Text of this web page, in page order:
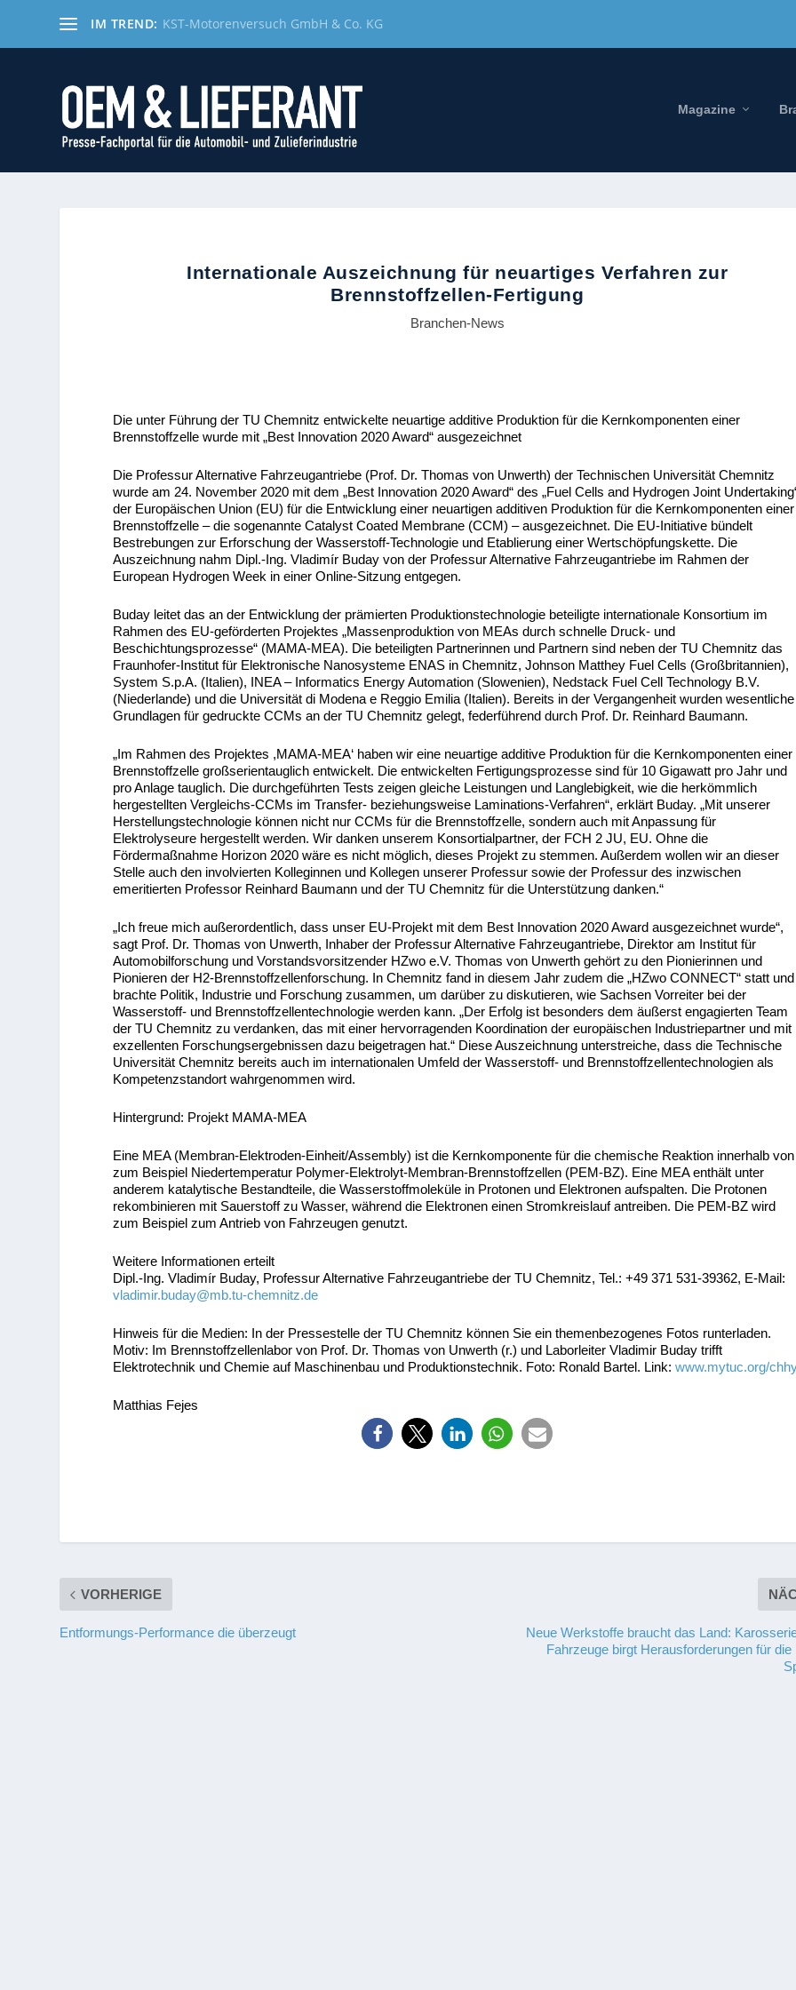
IM TREND: KST-Motorenversuch GmbH & Co. KG
Magazine
Internationale Auszeichnung für neuartiges Verfahren zur
Brennstoffzellen-Fertigung
Branchen-News
Die unter Führung der TU Chemnitz entwickelte neuartige additive Produktion für die Kernkomponenten einer
Brennstoffzelle wurde mit „Best Innovation 2020 Award“ ausgezeichnet
Die Professur Alternative Fahrzeugantriebe (Prof. Dr. Thomas von Unwerth) der Technischen Universität Chemnitz
wurde am 24. November 2020 mit dem „Best Innovation 2020 Award“ des „Fuel Cells and Hydrogen Joint
der Europäischen Union (EU) für die Entwicklung einer neuartigen additiven Produktion für die Kernkomponenten einer
Brennstoffzelle – die sogenannte Catalyst Coated Membrane (CCM) – ausgezeichnet. Die EU-Initiative bündelt
Bestrebungen zur Erforschung der Wasserstoff-Technologie und Etablierung einer Wertschöpfungskette. Die
Auszeichnung nahm Dipl.-Ing. Vladimír Buday von der Professur Alternative Fahrzeugantriebe im Rahmen der
European Hydrogen Week in einer Online-Sitzung entgegen.
Buday leitet das an der Entwicklung der prämierten Produktionstechnologie beteiligte internationale Konsortium im
Rahmen des EU-geförderten Projektes „Massenproduktion von MEAs durch schnelle Druck- und
Beschichtungsprozesse“ (MAMA-MEA). Die beteiligten Partnerinnen und Partnern sind neben der TU Chemnitz das
Fraunhofer-Institut für Elektronische Nanosysteme ENAS in Chemnitz, Johnson Matthey Fuel Cells (Großbritannien),
System S.p.A. (Italien), INEA – Informatics Energy Automation (Slowenien), Nedstack Fuel Cell Technology B.V.
(Niederlande) und die Universität di Modena e Reggio Emilia (Italien). Bereits in der Vergangenheit wurden wesentliche
Grundlagen für gedruckte CCMs an der TU Chemnitz gelegt, federführend durch Prof. Dr. Reinhard Baumann.
„Im Rahmen des Projektes ,MAMA-MEA‘ haben wir eine neuartige additive Produktion für die Kernkomponenten einer
Brennstoffzelle großserientauglich entwickelt. Die entwickelten Fertigungsprozesse sind für 10 Gigawatt pro Jahr und
pro Anlage tauglich. Die durchgeführten Tests zeigen gleiche Leistungen und Langlebigkeit, wie die herkömmlich
hergestellten Vergleichs-CCMs im Transfer- beziehungsweise Laminations-Verfahren“, erklärt Buday. „Mit unserer
Herstellungstechnologie können nicht nur CCMs für die Brennstoffzelle, sondern auch mit Anpassung für
Elektrolyseure hergestellt werden. Wir danken unserem Konsortialpartner, der FCH 2 JU, EU. Ohne die
Fördermaßnahme Horizon 2020 wäre es nicht möglich, dieses Projekt zu stemmen. Außerdem wollen wir an dieser
Stelle auch den involvierten Kolleginnen und Kollegen unserer Professur sowie der Professur des inzwischen
emeritierten Professor Reinhard Baumann und der TU Chemnitz für die Unterstützung danken.“
„Ich freue mich außerordentlich, dass unser EU-Projekt mit dem Best Innovation 2020 Award ausgezeichnet wurde“,
sagt Prof. Dr. Thomas von Unwerth, Inhaber der Professur Alternative Fahrzeugantriebe, Direktor am Institut für
Automobilforschung und Vorstandsvorsitzender HZwo e.V. Thomas von Unwerth gehört zu den Pionierinnen und
Pionieren der H2-Brennstoffzellenforschung. In Chemnitz fand in diesem Jahr zudem die „HZwo CONNECT“ statt und
brachte Politik, Industrie und Forschung zusammen, um darüber zu diskutieren, wie Sachsen Vorreiter bei der
Wasserstoff- und Brennstoffzellentechnologie werden kann. „Der Erfolg ist besonders dem äußerst engagierten Team
der TU Chemnitz zu verdanken, das mit einer hervorragenden Koordination der europäischen Industriepartner und mit
exzellenten Forschungsergebnissen dazu beigetragen hat.“ Diese Auszeichnung unterstreiche, dass die Technische
Universität Chemnitz bereits auch im internationalen Umfeld der Wasserstoff- und Brennstoffzellentechnologien als
Kompetenzstandort wahrgenommen wird.
Hintergrund: Projekt MAMA-MEA
Eine MEA (Membran-Elektroden-Einheit/Assembly) ist die Kernkomponente für die chemische Reaktion innerhalb von
zum Beispiel Niedertemperatur Polymer-Elektrolyt-Membran-Brennstoffzellen (PEM-BZ). Eine MEA enthält unter
anderem katalytische Bestandteile, die Wasserstoffmoleküle in Protonen und Elektronen aufspalten. Die Protonen
rekombinieren mit Sauerstoff zu Wasser, während die Elektronen einen Stromkreislauf antreiben. Die PEM-BZ wird
zum Beispiel zum Antrieb von Fahrzeugen genutzt.
Weitere Informationen erteilt
Dipl.-Ing. Vladimír Buday, Professur Alternative Fahrzeugantriebe der TU Chemnitz, Tel.: +49 371 531-39362, E-Mail:
vladimir.buday@mb.tu-chemnitz.de
Hinweis für die Medien: In der Pressestelle der TU Chemnitz können Sie ein themenbezogenes Fotos runterladen.
Motiv: Im Brennstoffzellenlabor von Prof. Dr. Thomas von Unwerth (r.) und Laborleiter Vladimir Buday trifft
Elektrotechnik und Chemie auf Maschinenbau und Produktionstechnik. Foto: Ronald Bartel. Link:www.mytuc.org/
Matthias Fejes
VORHERIGE
Entformungs-Performance die überzeugt
Neue Werkstoffe braucht das Land:
Fahrzeuge birgt Herausforderungen für